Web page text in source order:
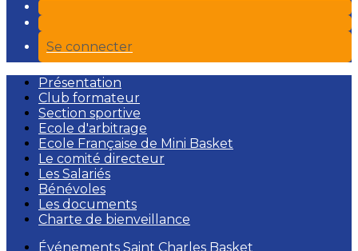
Se connecter
Présentation
Club formateur
Section sportive
Ecole d'arbitrage
Ecole Française de Mini Basket
Le comité directeur
Les Salariés
Bénévoles
Les documents
Charte de bienveillance
Événements Saint Charles Basket